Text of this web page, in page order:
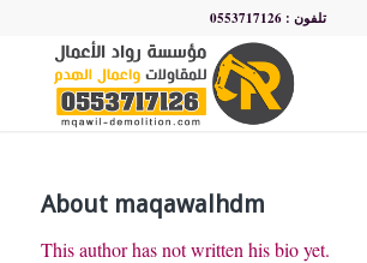
تلفون : 0553717126
About maqawalhdm
This author has not written his bio yet.